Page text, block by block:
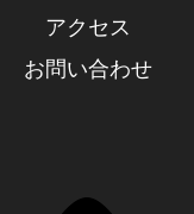
アクセス
お問い合わせ